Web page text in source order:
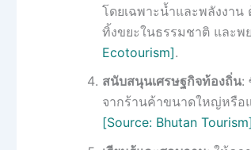
โดยเฉพาะน้ำและพลังงา
ทิ้งขยะในธรรมชาติ และพ
Ecotourism].
สนับสนุนเศรษฐกิจท้องถิ่น:
จากร้านค้าขนาดใหญ่หรือ
[Source: Bhutan Tourism]